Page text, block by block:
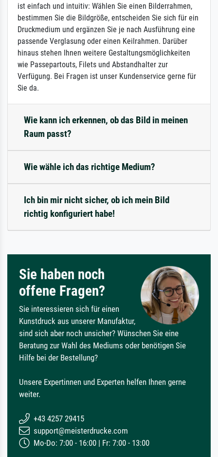
ist einfach und intuitiv: Wählen Sie einen Bilderrahmen,
bestimmen Sie die Bildgröße, entscheiden Sie sich für ein
Druckmedium und ergänzen Sie je nach Ausführung eine
passende Verglasung oder einen Keilrahmen. Darüber
hinaus stehen Ihnen weitere Gestaltungsmöglichkeiten
wie Passepartouts, Filets und Abstandhalter zur
Verfügung. Bei Fragen ist unser Kundenservice gerne für
Sie da.
Wie kann ich erkennen, ob das Bild in meinen
Raum passt?
Wie wähle ich das richtige Medium?
Ich bin mir nicht sicher, ob ich mein Bild
richtig konfiguriert habe!
Sie haben noch
offene Fragen?
Sie interessieren sich für einen
Kunstdruck aus unserer Manufaktur,
sind sich aber noch unsicher? Wünschen Sie eine
Beratung zur Wahl des Mediums oder benötigen Sie
Hilfe bei der Bestellung?
Unsere Expertinnen und Experten helfen Ihnen gerne
weiter.
+43 4257 29415
support@meisterdrucke.com
Mo-Do: 7:00 - 16:00 | Fr: 7:00 - 13:00